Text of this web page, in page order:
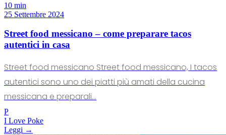
10 min
25 Settembre 2024
Street food messicano – come preparare tacos
autentici in casa
Street food messicano Street food messicano, I tacos
autentici sono uno dei piatti più amati della cucina
messicana e preparali...
P
I Love Poke
Leggi →